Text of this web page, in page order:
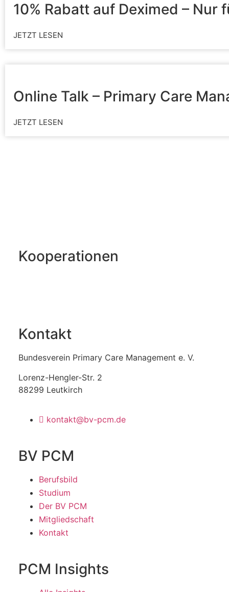
10% Rabatt auf Deximed – Nur
JETZT LESEN
Online Talk – Primary Care
JETZT LESEN
Kooperationen
Kontakt
Bundesverein Primary Care Management e. V.
Lorenz-Hengler-Str. 2
88299 Leutkirch
kontakt@bv-pcm.de
BV PCM
Berufsbild
Studium
Der BV PCM
Mitgliedschaft
Kontakt
PCM Insights